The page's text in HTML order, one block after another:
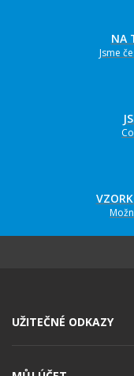
NA
Jsme
UŽITEČNÉ ODKAZY